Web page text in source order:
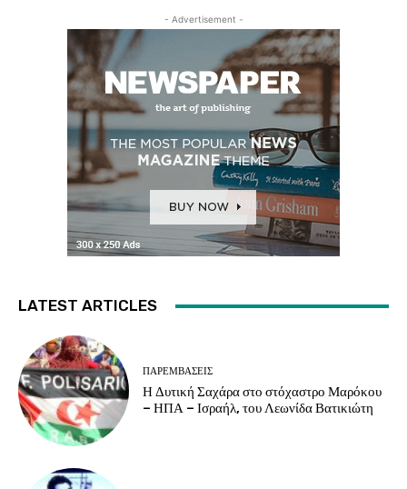
- Advertisement -
LATEST ARTICLES
ΠΑΡΕΜΒΑΣΕΙΣ
Η Δυτική Σαχάρα στο στόχαστρο Μαρόκου
– ΗΠΑ – Ισραήλ, του Λεωνίδα Βατικιώτη